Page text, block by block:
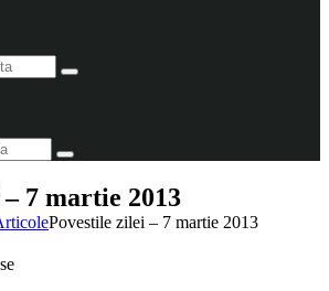
7 martie 2013
Povestile zilei – 7 martie 2013